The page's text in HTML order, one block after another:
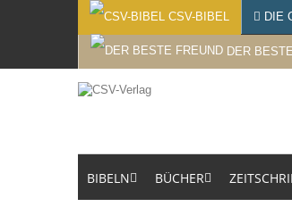
CSV-BIBEL DIE
DER
BIBELN BÜCHER